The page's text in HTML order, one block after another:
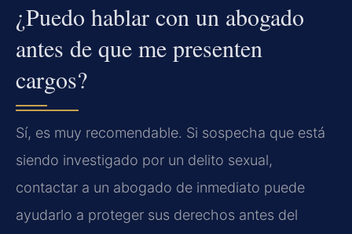
¿Puedo hablar con un abogado
antes de que me presenten
cargos?
Sí, es muy recomendable. Si sospecha que está
siendo investigado por un delito sexual,
contactar a un abogado de inmediato puede
ayudarlo a proteger sus derechos antes del